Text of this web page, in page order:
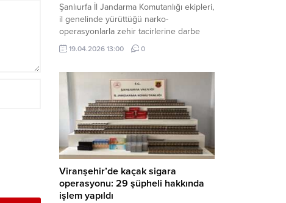
Şanlıurfa İl Jandarma Komutanlığı ekipleri,
il genelinde yürüttüğü narko-
operasyonlarla zehir tacirlerine darbe
indirdi. Üç ilçede eş zamanlı
gerçekleştirilen faaliyetlerde çeşitli
şüpheli hakkında adli işlem başlatıldı.
Haber Merkezi – Şanlıurfa Valiliği İl Basın
ve Halkla İlişkiler Müdürlüğü’nden yapılan
açıklamaya göre, İl Jandarma Komutanlığı
tarafından “Narkotik Suçlarla...
19.04.2026 13:00 0
Viranşehir’de kaçak sigara
operasyonu: 29 şüpheli hakkında
işlem yapıldı